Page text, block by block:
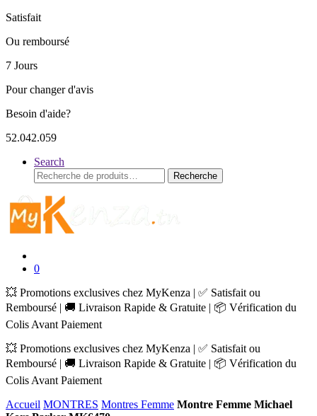
Satisfait
Ou remboursé
7 Jours
Pour changer d'avis
Besoin d'aide?
52.042.059
Search
Recherche
pour :
Recherche
0
💥 Promotions exclusives chez MyKenza | ✅ Satisfait ou
Remboursé | 🚚 Livraison Rapide & Gratuite | 📦 Vérification du
Colis Avant Paiement
💥 Promotions exclusives chez MyKenza | ✅ Satisfait ou
Remboursé | 🚚 Livraison Rapide & Gratuite | 📦 Vérification du
Colis Avant Paiement
Accueil MONTRES Montres Femme Montre Femme Michael